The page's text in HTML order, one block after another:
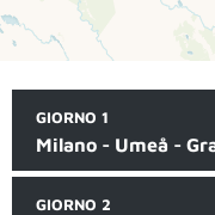
GIORNO 1
Milano - Umeå -
GIORNO 2